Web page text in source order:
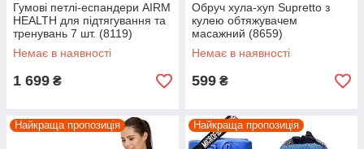
Гумові петлі-еспандери AIRM
HEALTH для підтягування та
тренувань 7 шт. (8119)
Немає в наявності
1 699 ₴
Обруч хула-хуп Supretto з
кулею обтяжувачем
масажний (8659)
Немає в наявності
599 ₴
Найкраща пропозиція Найкраща пропозиція